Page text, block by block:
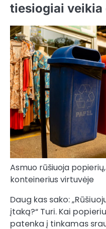
tiesiogiai veikia
Asmuo rūšiuoja
konteinerius virtuvėje
Daug kas sako:
įtaką?“ Turi. Kai
patenka į tinkamas